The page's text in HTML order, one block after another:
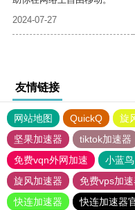
2024-07-27
友情链接
网站地图 QuickQ 旋
坚果加速器
tiktok加速器
免费vqn外网加速
小蓝鸟
旋风加速器
免费vps加
快连加速器
快连加速器